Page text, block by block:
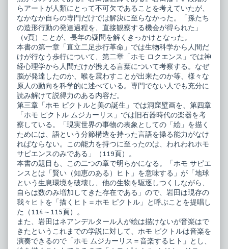
らアートが人類にとって不可欠であることを考えていたが、
なかなか自らの専門だけでは解決に至らなかった。「孫たち
の造形行動の発達過程を、直接観察する機会が得られた」
（v頁）ことが、長年の疑問を解くきっかけとなった。
本書の第一章「直立二足歩行革命」では生物科学から人間だ
けが行なう歩行について、第二章「ホモ ロクエンス」では神
経心理学から人間だけが携える言葉について考察する。なぜ
脳が発達したのか、喉を震わすことが出来たのか等、様々な
原人の動向を科学的に述べている。専門でない人でも充分に
読み解けて説得力のある内容だ。
第三章「ホモ ピクトルと美の誕生」では洞窟壁画を、第四章
「ホモ ピクトル ムジカーリス」では旧石器時代の楽器を考
察している。「現実世界の事物の表象としての「絵」を描く
ためには、語という分節構造を持った言語を操る能力がなけ
ればならない。この能力を持つに至ったのは、われわれホモ
サピエンスのみである」（119頁）。
本書の題目も、この二つの章で明らかになる。「ホモ サピエ
ンスとは「賢い（知恵のある）ヒト」を意味する」が「地球
という生息環境を破壊し、他の生物を駆逐しつくしながら、
自らは数のみ増加してきた存在である」ので、岩田は現存の
我々ヒトを「描くヒト＝ホモ ピクトル」と呼ぶことを提唱し
た（114～115頁）。
また、岩田はネアンデルタール人が絵は描けないが音楽はで
きたというこれまでの学説に対して、ホモ ピクトルは音楽を
演奏できるので「ホモ ムジカーリス＝音楽するヒト」とし、